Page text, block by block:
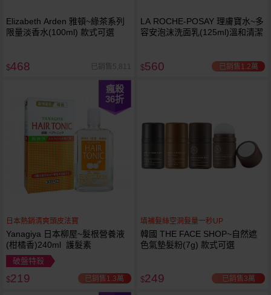
Elizabeth Arden 雅頓~綠茶系列
限量淡香水(100ml) 款式可選
$468 已銷售5,811
LA ROCHE-POSAY 理膚寶水~多
容安泡沫洗面乳(125ml)溫和清潔
$560 已銷售1.2萬
瘋殺
36折
日本熱銷清爽頭皮法寶
Yanagiya 日本柳屋~髮根營養液
(柑橘香)240ml 護髮素
破盤特殺
$219 已銷售1.3萬
填補髮絲空洞髮量一秒UP
韓國 THE FACE SHOP~自然遮
色氣墊髮粉(7g) 款式可選
$249 已銷售3萬